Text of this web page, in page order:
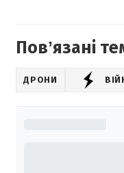
Повʼязані
ДРОНИ